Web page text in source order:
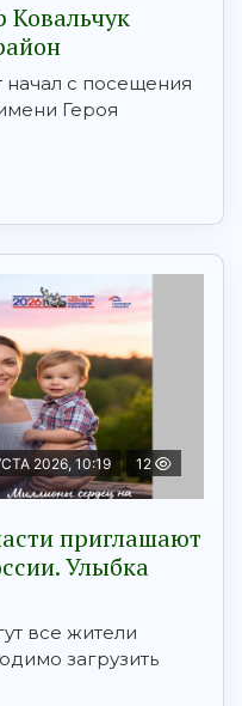
Ковальчук
начал с посещения
Героя
2026, 10:19 12
приглашают
Улыбка
все жители
загрузить